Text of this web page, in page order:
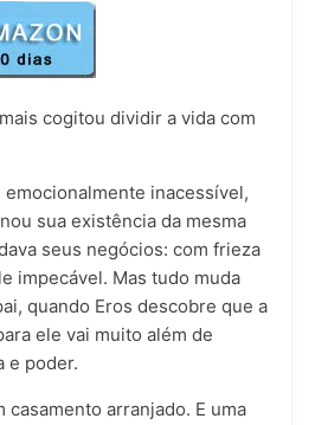
cogitou dividir a vida com
inacessível,
sua existência da mesma
seus negócios: com frieza
impecável. Mas tudo muda
quando Eros descobre que a
ele vai muito além de
e poder.
casamento arranjado. E uma